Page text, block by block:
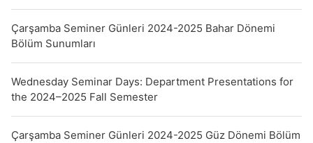
Çarşamba Seminer Günleri 2024-2025 Bahar Dönemi
Bölüm Sunumları
Wednesday Seminar Days: Department Presentations for
the 2024–2025 Fall Semester
Çarşamba Seminer Günleri 2024-2025 Güz Dönemi Bölüm